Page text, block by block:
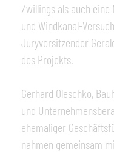
Zwillings als auch
und Windkanal-
Juryvorsitzender
des Projekts.
Gerhard Oleschko,
und
ehemaliger
nahmen gemeinsam